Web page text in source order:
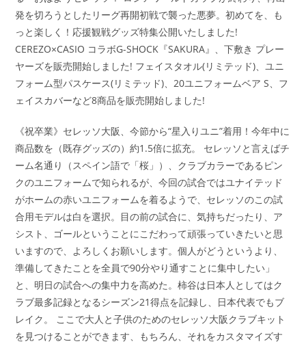
発を切ろうとしたリーグ再開初戦で襲った悪夢。初めてを、も
っと楽しく！応援観戦グッズ特集公開いたしました!
CEREZO×CASIO コラボG-SHOCK『SAKURA』、下敷き プレー
ヤーズを販売開始しました! フェイスタオル(リミテッド)、ユニ
フォーム型パスケース(リミテッド)、20ユニフォームベア S、フ
ェイスカバーなど8商品を販売開始しました!
《祝卒業》セレッソ大阪、今節から“星入りユニ”着用！今年中に
商品数を（既存グッズの）約1.5倍に拡充。 セレッソと言えばチ
ーム名通り（スペイン語で「桜」）、クラブカラーであるピン
クのユニフォームで知られるが、今回の試合ではユナイテッド
がホームの赤いユニフォームを着るようで、セレッソのこの試
合用モデルは白を選択。目の前の試合に、気持ちだったり、ア
シスト、ゴールということにこだわって頑張っていきたいと思
いますので、よろしくお願いします。個人がどうというより、
準備してきたことを全員で90分やり通すことに集中したい」
と、明日の試合への集中力を高めた。柿谷は日本人としてはク
ラブ最多記録となるシーズン21得点を記録し、日本代表でもブ
レイク。 ここで大人と子供のためのセレッソ大阪クラブキット
を見つけることができます、もちろん、それをカスタマイズす